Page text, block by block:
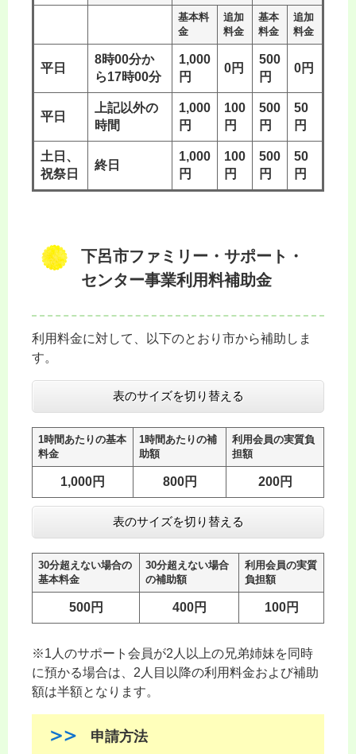
基本料
金
追加
料金
基本
料金
追加
料金
平日
8時00分か
ら17時00分
1,000
円
0円
500
円
0円
平日
上記以外の
時間
1,000
円
100
円
500
円
50
円
土日、
祝祭日
終日
1,000
円
100
円
500
円
50
円
下呂市ファミリー・サポート・
センター事業利用料補助金
利用料金に対して、以下のとおり市から補助しま
す。
表のサイズを切り替える
1時間あたりの基本
料金
1時間あたりの補
助額
利用会員の実質負
担額
1,000円 800円 200円
表のサイズを切り替える
30分超えない場合の
基本料金
30分超えない場合
の補助額
利用会員の実質
負担額
500円 400円 100円
※1人のサポート会員が2人以上の兄弟姉妹を同時
に預かる場合は、2人目以降の利用料金および補助
額は半額となります。
申請方法